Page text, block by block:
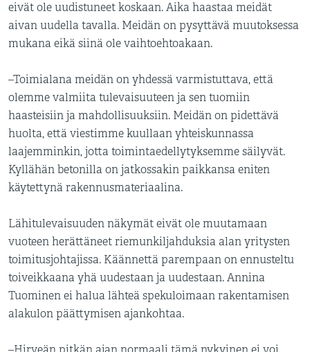
eivät ole uudistuneet koskaan. Aika haastaa meidät
aivan uudella tavalla. Meidän on pysyttävä muutoksessa
mukana eikä siinä ole vaihtoehtoakaan.
–Toimialana meidän on yhdessä varmistuttava, että
olemme valmiita tulevaisuuteen ja sen tuomiin
haasteisiin ja mahdollisuuksiin. Meidän on pidettävä
huolta, että viestimme kuullaan yhteiskunnassa
laajemminkin, jotta toimintaedellytyksemme säilyvät.
Kyllähän betonilla on jatkossakin paikkansa eniten
käytettynä rakennusmateriaalina.
Lähitulevaisuuden näkymät eivät ole muutamaan
vuoteen herättäneet riemunkiljahduksia alan yritysten
toimitusjohtajissa. Käännettä parempaan on ennusteltu
toiveikkaana yhä uudestaan ja uudestaan. Annina
Tuominen ei halua lähteä spekuloimaan rakentamisen
alakulon päättymisen ajankohtaa.